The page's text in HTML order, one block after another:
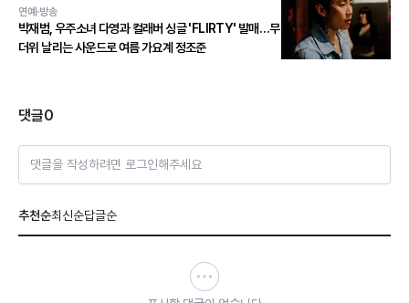
연예·방송
박재범, 우주소녀 다영과 컬래버 싱글 'FLIRTY' 발매…무
더위 날리는 사운드로 여름 가요계 정조준
댓글0
댓글을 작성하려면 로그인해주세요
추천순최신순답글순